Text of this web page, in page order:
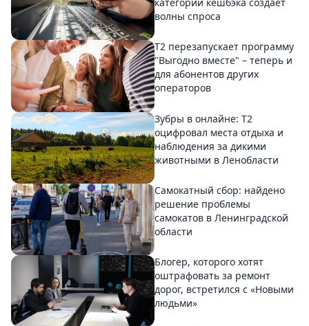
категорий кешбэка создает
волны спроса
Т2 перезапускает программу
"Выгодно вместе" – теперь и
для абонентов других
операторов
Зубры в онлайне: Т2
оцифровал места отдыха и
наблюдения за дикими
животными в Ленобласти
Самокатный сбор: найдено
решение проблемы
самокатов в Ленинградской
области
Блогер, которого хотят
оштрафовать за ремонт
дорог, встретился с «Новыми
людьми»